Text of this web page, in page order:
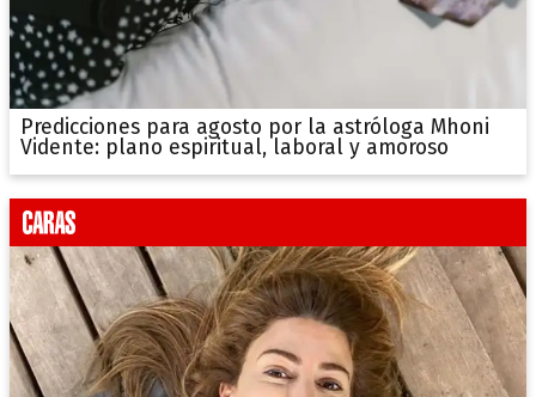
Predicciones para agosto por la astróloga Mhoni
Vidente: plano espiritual, laboral y amoroso